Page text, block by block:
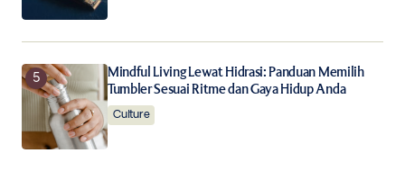
Mindful Living Lewat Hidrasi: Panduan Memilih
Tumbler Sesuai Ritme dan Gaya Hidup Anda
Culture